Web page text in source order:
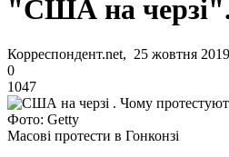
"США на черзі".
Корреспондент.net, 25 жовтня
0
1047
Фото: Getty
Масові протести в Гонконзі